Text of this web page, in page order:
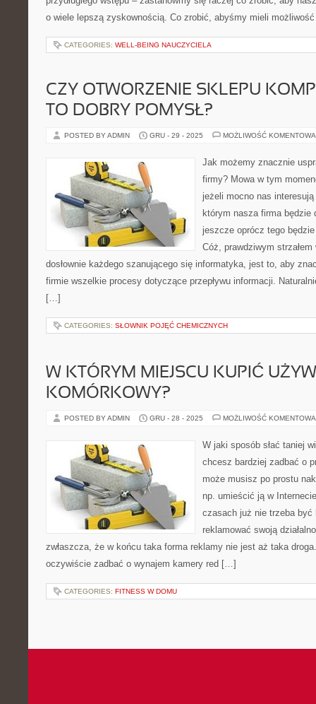
o wiele lepszą zyskownością. Co zrobić, abyśmy mieli
CATEGORIES: WELL-BEING NAUCZYCIELA
CZY OTWORZENIE SKLEPU
TO DOBRY POMYSŁ?
POSTED BY ADMIN GRU - 29 - 2025 MOŻLIWOŚĆ
Jak możemy znacznie
firmy? Mowa w tym
jeżeli mocno nas
którym nasza firma będzie
jeszcze oprócz tego
Cóż, prawdziwym
dosłownie każdego szanującego się informatyka, jest to, aby
firmie wszelkie procesy dotyczące przepływu informacji.
[…]
CATEGORIES: SŁOWNIK POJĘĆ CHEMICZNYCH
W KTÓRYM MIEJSCU KUPIĆ
KOMÓRKOWY?
POSTED BY ADMIN GRU - 28 - 2025 MOŻLIWOŚĆ
W jaki sposób słać taniej
chcesz bardziej zadbać o
może musisz po prostu
np. umieścić ją w
czasach już nie trzeba być
reklamować swoją
zwłaszcza, że w końcu taka forma reklamy nie jest aż taka
oczywiście zadbać o wynajem kamery red […]
CATEGORIES: FITNESS W DOMU